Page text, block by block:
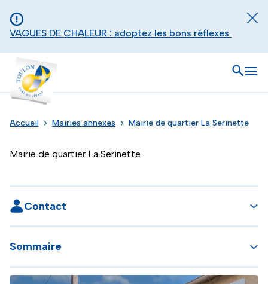
VAGUES DE CHALEUR : adoptez les bons réflexes
Toulon - Port du levant, retour à l'accueil
Ouvrir
Accueil Mairies annexes Mairie de quartier La Serinette
Mairie de quartier La Serinette
Contact
Sommaire